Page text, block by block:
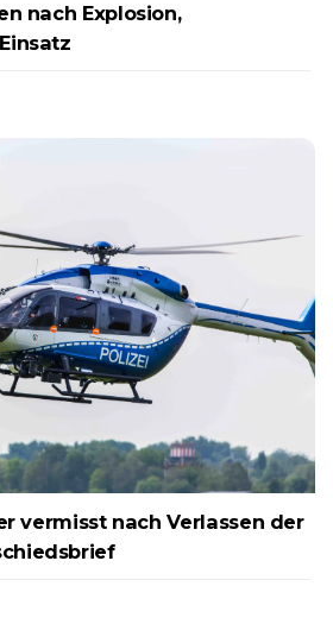
nach Explosion,
vermisst nach Verlassen der